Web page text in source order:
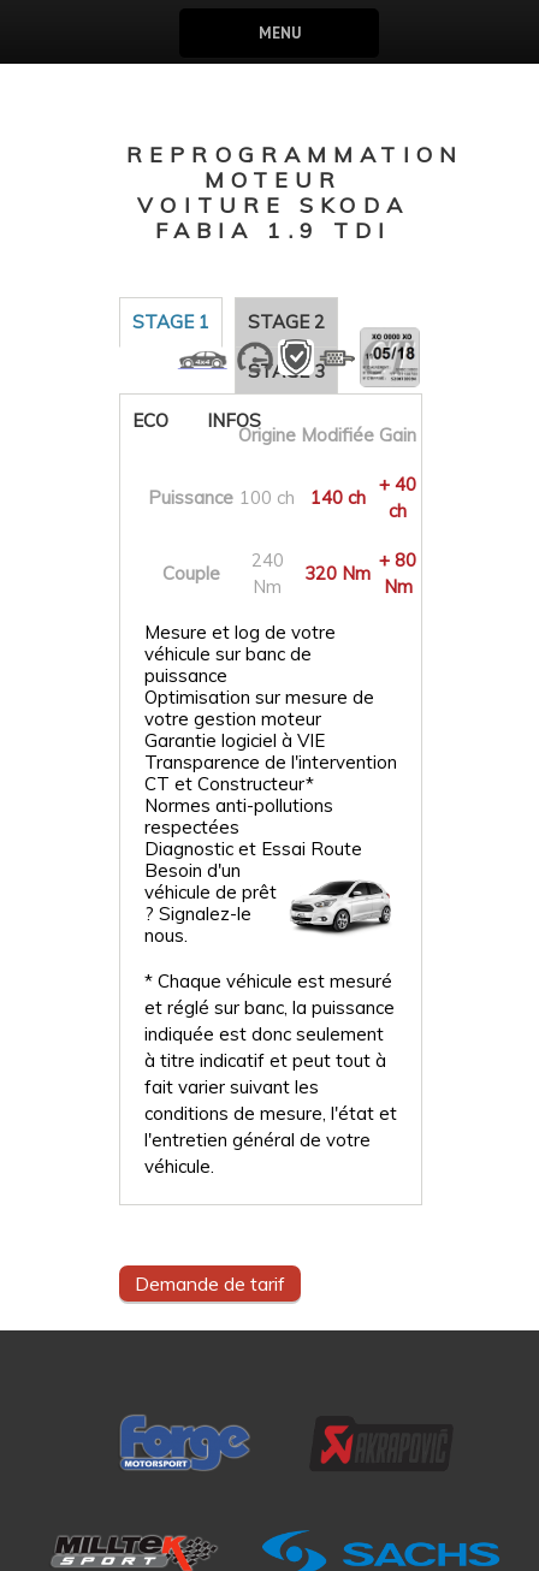
MENU
REPROGRAMMATION
MOTEUR
VOITURE SKODA
FABIA 1.9 TDI
STAGE 1 STAGE 2
STAGE 3
ECO INFOS
Origine Modifiée Gain
Puissance 100 ch 140 ch
+ 40
ch
Couple
240
Nm
320 Nm
+ 80
Nm
Mesure et log de votre
véhicule sur banc de
puissance
Optimisation sur mesure de
votre gestion moteur
Garantie logiciel à VIE
Transparence de l'intervention
CT et Constructeur*
Normes anti-pollutions
respectées
Diagnostic et Essai Route
Besoin d'un
véhicule de prêt
? Signalez-le
nous.
* Chaque véhicule est mesuré
et réglé sur banc, la puissance
indiquée est donc seulement
à titre indicatif et peut tout à
fait varier suivant les
conditions de mesure, l'état et
l'entretien général de votre
véhicule.
Demande de tarif